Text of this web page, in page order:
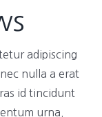
adipiscing
nulla a erat
id tincidunt
urna.